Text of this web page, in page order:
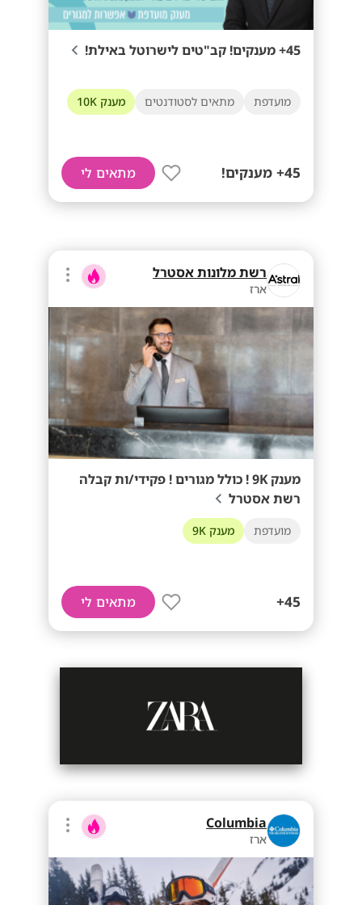
45+ מענקים! קב"טים לישרוטל באילת!
מועדפת מתאים לסטודנטים מענק 10K
45+ מענקים! מתאים לי
רשת מלונות אסטרל
ארז
מענק 9K ! כולל מגורים ! פקידי/ות קבלה
רשת אסטרל
מועדפת מענק 9K
45+ מתאים לי
Columbia
ארז